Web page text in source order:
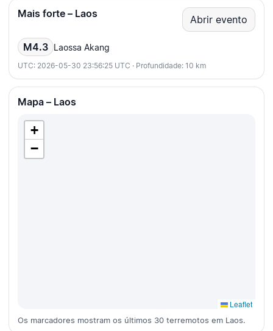
Mais forte – Laos Abrir evento
M4.3 Laossa Akang
UTC: 2026-05-30 23:56:25 UTC · Profundidade: 10 km
Mapa – Laos
+
−
Leaflet
Os marcadores mostram os últimos 30 terremotos em Laos.